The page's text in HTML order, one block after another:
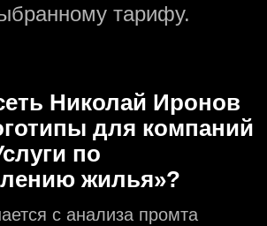
тарифу.
Николай Иронов
для компаний
по
жилья»?
с анализа промта